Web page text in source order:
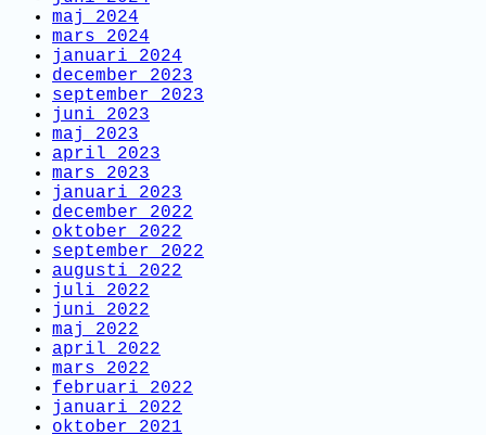
maj 2024
mars 2024
januari 2024
december 2023
september 2023
juni 2023
maj 2023
april 2023
mars 2023
januari 2023
december 2022
oktober 2022
september 2022
augusti 2022
juli 2022
juni 2022
maj 2022
april 2022
mars 2022
februari 2022
januari 2022
oktober 2021